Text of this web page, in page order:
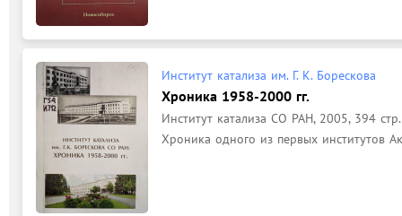
Институт катализа им. Г. К. Борескова
Хроника 1958-2000 гг.
Институт катализа СО РАН, 2005, 394 стр.
Хроника одного из первых институтов